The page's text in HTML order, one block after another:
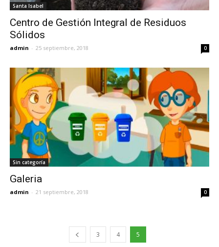
Santa Isabel
Centro de Gestión Integral de Residuos
Sólidos
admin - 25 septiembre, 2018 0
Sin categoría
Galeria
admin - 21 septiembre, 2018 0
3 4 5